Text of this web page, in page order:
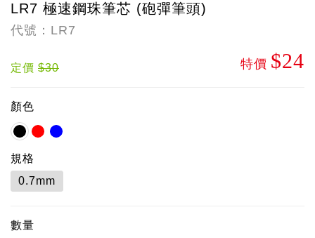
LR7 極速鋼珠筆芯 (砲彈筆頭)
代號：LR7
定價 $30 特價 $24
顏色
規格
0.7mm
數量